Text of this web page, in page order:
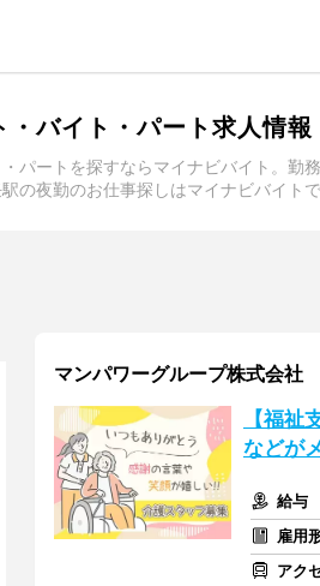
バイト・パート求人情報
パートを探すならマイナビバイト。
の夜勤のお仕事探しはマイナビバイトで
マンパワーグループ株式会
【福
などが
給与
雇用
アク